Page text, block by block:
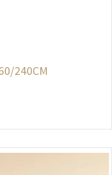
240CM